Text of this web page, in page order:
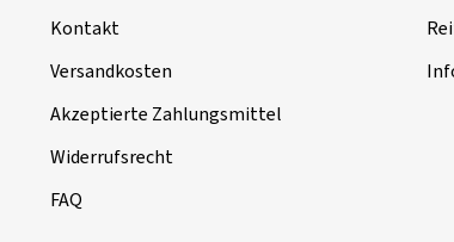
Kontakt
Versandkosten
Akzeptierte Zahlungsmittel
Widerrufsrecht
FAQ